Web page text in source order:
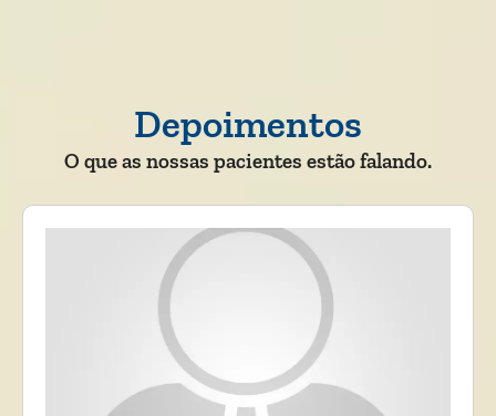
Depoimentos
O que as nossas pacientes estão falando.